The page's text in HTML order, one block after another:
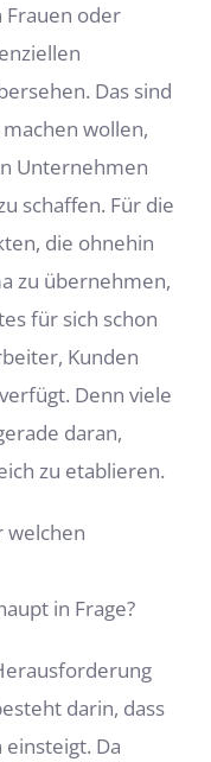
Frauen oder
Das sind
wollen,
Unternehmen
schaffen. Für die
die ohnehin
zu übernehmen,
für sich schon
Kunden
Denn viele
daran,
zu etablieren.
welchen
in Frage?
darin, dass
Da